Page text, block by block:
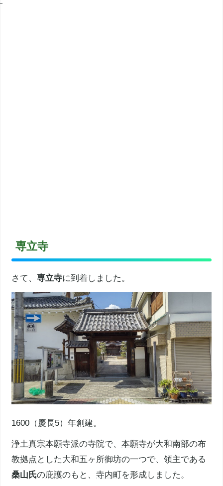
専立寺
さて、専立寺に到着しました。
1600（慶長5）年創建。
浄土真宗本願寺派の寺院で、本願寺が大和南部の布
教拠点とした大和五ヶ所御坊の一つで、領主である
桑山氏の庇護のもと、寺内町 を形成しました。